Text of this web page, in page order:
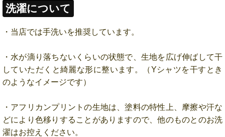
洗濯について
・当店では手洗いを推奨しています。
・水が滴り落ちないくらいの状態で、生地を広げ伸ばして干
していただくと綺麗な形に整います。（Yシャツを干すとき
のようなイメージです）
・アフリカンプリントの生地は、塗料の特性上、摩擦や汗な
どにより色移りすることがありますので、他のものとのお洗
濯はお控えください。